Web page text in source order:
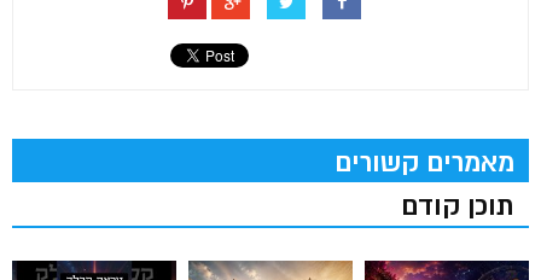
מאמרים קשורים
תוכן קודם